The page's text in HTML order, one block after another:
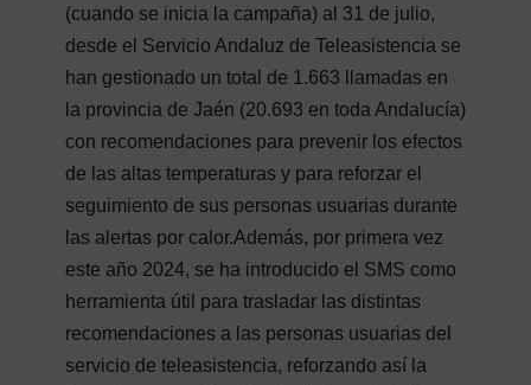
(cuando se inicia la campaña) al 31 de julio,
desde el Servicio Andaluz de Teleasistencia se
han gestionado un total de 1.663 llamadas en
la provincia de Jaén (20.693 en toda Andalucía)
con recomendaciones para prevenir los efectos
de las altas temperaturas y para reforzar el
seguimiento de sus personas usuarias durante
las alertas por calor.Además, por primera vez
este año 2024, se ha introducido el SMS como
herramienta útil para trasladar las distintas
recomendaciones a las personas usuarias del
servicio de teleasistencia, reforzando así la